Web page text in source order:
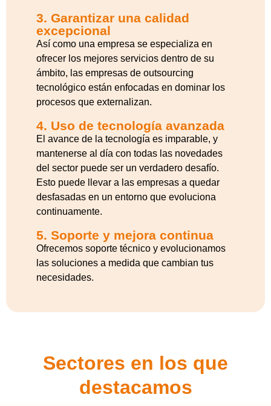
3. Garantizar una calidad
excepcional
Así como una empresa se especializa en
ofrecer los mejores servicios dentro de su
ámbito, las empresas de outsourcing
tecnológico están enfocadas en dominar los
procesos que externalizan.
4. Uso de tecnología avanzada
El avance de la tecnología es imparable, y
mantenerse al día con todas las novedades
del sector puede ser un verdadero desafío.
Esto puede llevar a las empresas a quedar
desfasadas en un entorno que evoluciona
continuamente.
5. Soporte y mejora continua
Ofrecemos soporte técnico y evolucionamos
las soluciones a medida que cambian tus
necesidades.
Sectores en los que
destacamos